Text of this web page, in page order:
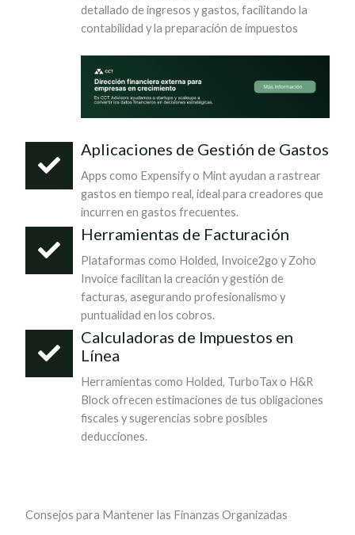
detallado de ingresos y gastos, facilitando la
contabilidad y la preparación de impuestos
Aplicaciones de Gestión de Gastos
Apps como Expensify o Mint ayudan a rastrear
gastos en tiempo real, ideal para creadores que
incurren en gastos frecuentes.
Herramientas de Facturación
Plataformas como Holded, Invoice2go y Zoho
Invoice facilitan la creación y gestión de
facturas, asegurando profesionalismo y
puntualidad en los cobros.
Calculadoras de Impuestos en
Línea
Herramientas como Holded, TurboTax o H&R
Block ofrecen estimaciones de tus obligaciones
fiscales y sugerencias sobre posibles
deducciones.
Consejos para Mantener las Finanzas Organizadas